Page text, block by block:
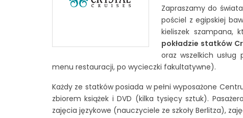
Zapraszamy do
pościel z egipskiej
kieliszek szampana,
pokładzie statków
oraz wszelkich
menu restauracji, po wycieczki fakultatywne).
Każdy ze statków posiada w pełni wyposażone
zbiorem książek i DVD (kilka tysięcy sztuk).
zajęcia językowe (nauczyciele ze szkoły Berlitza),